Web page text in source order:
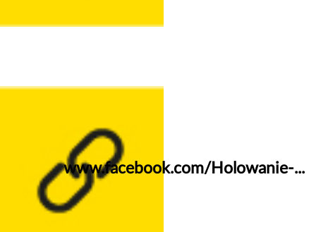
www.facebook.com/Holowanie-...